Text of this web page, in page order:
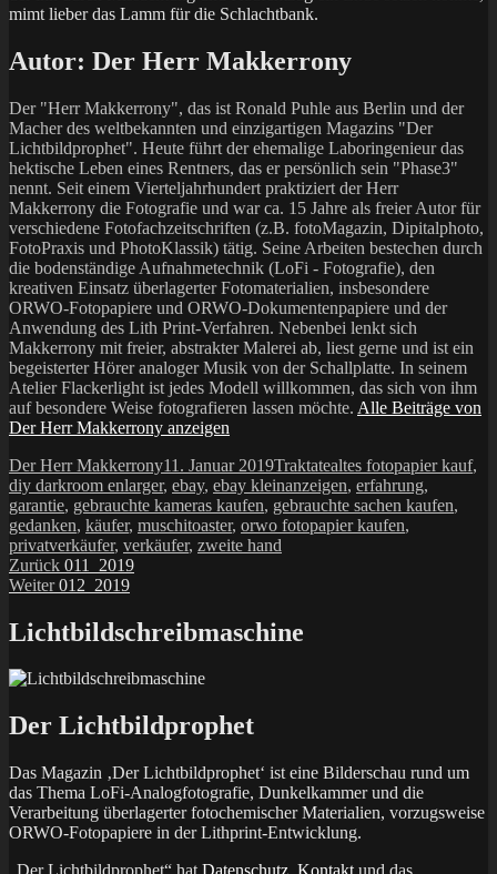
mimt lieber das Lamm für die Schlachtbank.
Autor: Der Herr Makkerrony
Der "Herr Makkerrony", das ist Ronald Puhle aus Berlin und der
Macher des weltbekannten und einzigartigen Magazins "Der
Lichtbildprophet". Heute führt der ehemalige Laboringenieur das
hektische Leben eines Rentners, das er persönlich sein "Phase3"
nennt. Seit einem Vierteljahrhundert praktiziert der Herr
Makkerrony die Fotografie und war ca. 15 Jahre als freier Autor für
verschiedene Fotofachzeitschriften (z.B. fotoMagazin, Dipitalphoto,
FotoPraxis und PhotoKlassik) tätig. Seine Arbeiten bestechen durch
die bodenständige Aufnahmetechnik (LoFi - Fotografie), den
kreativen Einsatz überlagerter Fotomaterialien, insbesondere
ORWO-Fotopapiere und ORWO-Dokumentenpapiere und der
Anwendung des Lith Print-Verfahren. Nebenbei lenkt sich
Makkerrony mit freier, abstrakter Malerei ab, liest gerne und ist ein
begeisterter Hörer analoger Musik von der Schallplatte. In seinem
Atelier Flackerlight ist jedes Modell willkommen, das sich von ihm
auf besondere Weise fotografieren lassen möchte. Alle Beiträge von
Der Herr Makkerrony anzeigen
Autor
Der Herr MakkerronyVeröffentlicht
am
11. Januar 2019Kategorien
TraktateSchlagwörter
altes fotopapier kauf,
diy darkroom enlarger, ebay, ebay kleinanzeigen, erfahrung,
garantie, gebrauchte kameras kaufen, gebrauchte sachen kaufen,
gedanken, käufer, muschitoaster, orwo fotopapier kaufen,
privatverkäufer, verkäufer, zweite hand
Beitragsnavigation
Zurück Vorheriger
Beitrag:
011_2019
Weiter Nächster
012_2019
Lichtbildschreibmaschine
Der Lichtbildprophet
Das Magazin ‚Der Lichtbildprophet‘ ist eine Bilderschau rund um
das Thema LoFi-Analogfotografie, Dunkelkammer und die
Verarbeitung überlagerter fotochemischer Materialien, vorzugsweise
ORWO-Fotopapiere in der Lithprint-Entwicklung.